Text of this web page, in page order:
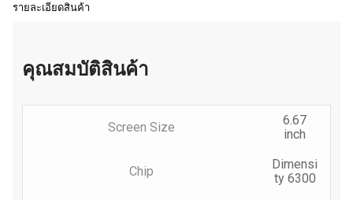
รายละเอียดสินค้า
คุณสมบัติสินค้า
Screen Size
6.67
inch
Chip
Dimensi
ty 6300